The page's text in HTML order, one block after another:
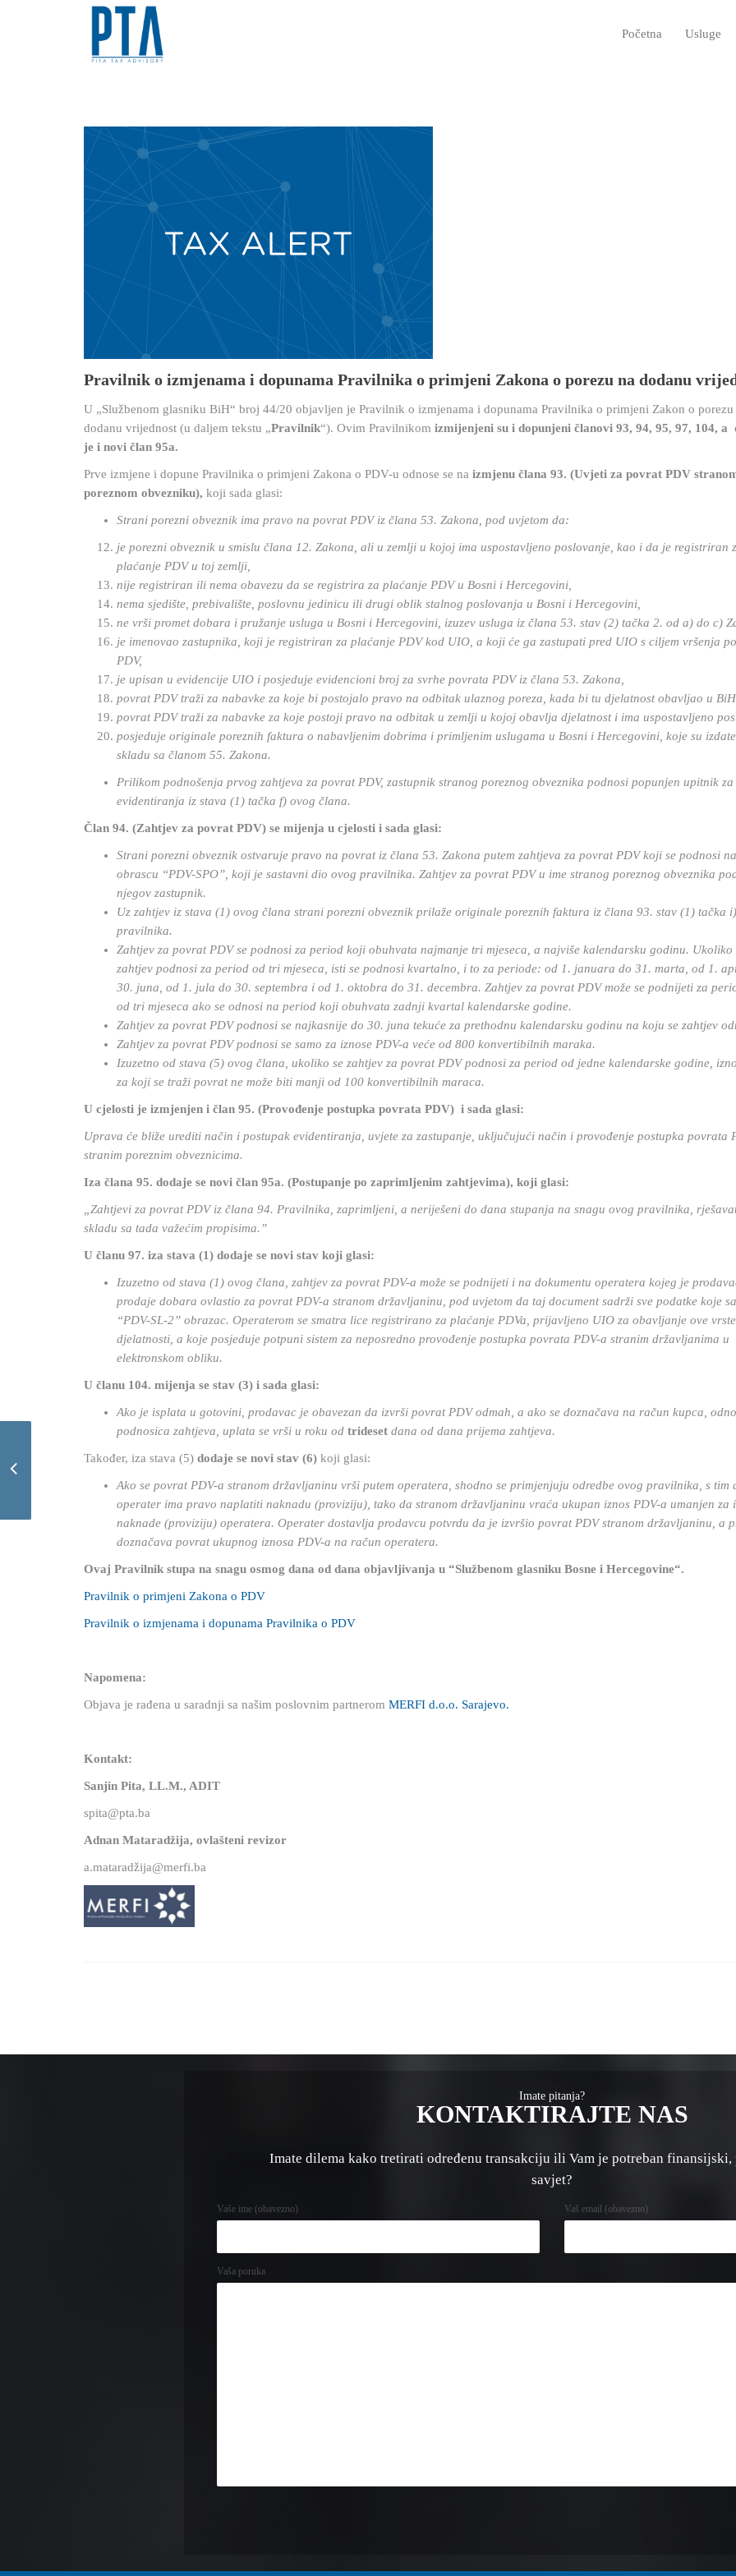
Početna Usluge
Pravilnik o izmjenama i dopunama Pravilnika o primjeni Zakona o porezu na dodanu
U „Službenom glasniku BiH“ broj 44/20 objavljen je Pravilnik o izmjenama i dopunama Pravilnika o primjeni Zakon o porezu
dodanu vrijednost (u daljem tekstu „Pravilnik“). Ovim Pravilnikom izmijenjeni su i dopunjeni članovi 93, 94, 95, 97, 104, a
je i novi član 95a.
Prve izmjene i dopune Pravilnika o primjeni Zakona o PDV-u odnose se na izmjenu člana 93. (Uvjeti za povrat PDV
poreznom obvezniku), koji sada glasi:
Strani porezni obveznik ima pravo na povrat PDV iz člana 53. Zakona, pod uvjetom da:
je porezni obveznik u smislu člana 12. Zakona, ali u zemlji u kojoj ima uspostavljeno poslovanje, kao i da je registriran
plaćanje PDV u toj zemlji,
nije registriran ili nema obavezu da se registrira za plaćanje PDV u Bosni i Hercegovini,
nema sjedište, prebivalište, poslovnu jedinicu ili drugi oblik stalnog poslovanja u Bosni i Hercegovini,
ne vrši promet dobara i pružanje usluga u Bosni i Hercegovini, izuzev usluga iz člana 53. stav (2) tačka 2. od a) do c)
je imenovao zastupnika, koji je registriran za plaćanje PDV kod UIO, a koji će ga zastupati pred UIO s ciljem vršenja
PDV,
je upisan u evidencije UIO i posjeduje evidencioni broj za svrhe povrata PDV iz člana 53. Zakona,
povrat PDV traži za nabavke za koje bi postojalo pravo na odbitak ulaznog poreza, kada bi tu djelatnost obavljao u BiH,
povrat PDV traži za nabavke za koje postoji pravo na odbitak u zemlji u kojoj obavlja djelatnost i ima uspostavljeno
posjeduje originale poreznih faktura o nabavljenim dobrima i primljenim uslugama u Bosni i Hercegovini, koje su
skladu sa članom 55. Zakona.
Prilikom podnošenja prvog zahtjeva za povrat PDV, zastupnik stranog poreznog obveznika podnosi popunjen upitnik za
evidentiranja iz stava (1) tačka f) ovog člana.
Član 94. (Zahtjev za povrat PDV) se mijenja u cjelosti i sada glasi:
Strani porezni obveznik ostvaruje pravo na povrat iz člana 53. Zakona putem zahtjeva za povrat PDV koji se podnosi na
obrascu “PDV-SPO”, koji je sastavni dio ovog pravilnika. Zahtjev za povrat PDV u ime stranog poreznog obveznika
njegov zastupnik.
Uz zahtjev iz stava (1) ovog člana strani porezni obveznik prilaže originale poreznih faktura iz člana 93. stav (1) tačka
pravilnika.
Zahtjev za povrat PDV se podnosi za period koji obuhvata najmanje tri mjeseca, a najviše kalendarsku godinu. Ukoliko
zahtjev podnosi za period od tri mjeseca, isti se podnosi kvartalno, i to za periode: od 1. januara do 31. marta, od 1.
30. juna, od 1. jula do 30. septembra i od 1. oktobra do 31. decembra. Zahtjev za povrat PDV može se podnijeti za
od tri mjeseca ako se odnosi na period koji obuhvata zadnji kvartal kalendarske godine.
Zahtjev za povrat PDV podnosi se najkasnije do 30. juna tekuće za prethodnu kalendarsku godinu na koju se zahtjev
Zahtjev za povrat PDV podnosi se samo za iznose PDV-a veće od 800 konvertibilnih maraka.
Izuzetno od stava (5) ovog člana, ukoliko se zahtjev za povrat PDV podnosi za period od jedne kalendarske godine,
za koji se traži povrat ne može biti manji od 100 konvertibilnih maraca.
U cjelosti je izmjenjen i član 95. (Provođenje postupka povrata PDV) i sada glasi:
Uprava će bliže urediti način i postupak evidentiranja, uvjete za zastupanje, uključujući način i provođenje postupka povrata
stranim poreznim obveznicima.
Iza člana 95. dodaje se novi član 95a. (Postupanje po zaprimljenim zahtjevima), koji glasi:
„Zahtjevi za povrat PDV iz člana 94. Pravilnika, zaprimljeni, a neriješeni do dana stupanja na snagu ovog pravilnika,
skladu sa tada važećim propisima.”
U članu 97. iza stava (1) dodaje se novi stav koji glasi:
Izuzetno od stava (1) ovog člana, zahtjev za povrat PDV-a može se podnijeti i na dokumentu operatera kojeg je
prodaje dobara ovlastio za povrat PDV-a stranom državljaninu, pod uvjetom da taj document sadrži sve podatke koje
“PDV-SL-2” obrazac. Operaterom se smatra lice registrirano za plaćanje PDVa, prijavljeno UIO za obavljanje ove vrste
djelatnosti, a koje posjeduje potpuni sistem za neposredno provođenje postupka povrata PDV-a stranim državljanima u
elektronskom obliku.
U članu 104. mijenja se stav (3) i sada glasi:
Ako je isplata u gotovini, prodavac je obavezan da izvrši povrat PDV odmah, a ako se doznačava na račun kupca,
podnosica zahtjeva, uplata se vrši u roku od trideset dana od dana prijema zahtjeva.
Također, iza stava (5) dodaje se novi stav (6) koji glasi:
Ako se povrat PDV-a stranom državljaninu vrši putem operatera, shodno se primjenjuju odredbe ovog pravilnika, s tim
operater ima pravo naplatiti naknadu (proviziju), tako da stranom državljaninu vraća ukupan iznos PDV-a umanjen za
naknade (proviziju) operatera. Operater dostavlja prodavcu potvrdu da je izvršio povrat PDV stranom državljaninu, a
doznačava povrat ukupnog iznosa PDV-a na račun operatera.
Ovaj Pravilnik stupa na snagu osmog dana od dana objavljivanja u “Službenom glasniku Bosne i Hercegovine“.
Pravilnik o primjeni Zakona o PDV
Pravilnik o izmjenama i dopunama Pravilnika o PDV
Napomena:
Objava je rađena u saradnji sa našim poslovnim partnerom MERFI d.o.o. Sarajevo.
Kontakt:
Sanjin Pita, LL.M., ADIT
spita@pta.ba
Adnan Mataradžija, ovlašteni revizor
a.mataradžija@merfi.ba
dopunama Zakona o
porezu na dohodak Brčko
Imate pitanja?
KONTAKTIRAJTE NAS
Imate dilema kako tretirati određenu transakciju ili Vam je potreban
savjet?
Vaše ime (obavezno) Vaš email (obavezno)
Vaša poruka